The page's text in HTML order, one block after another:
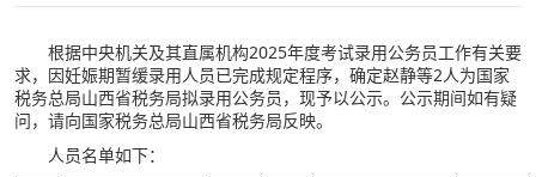
根据中央机关及其直属机构2025年度考试录用公务员工作有关要
求，因妊娠期暂缓录用人员已完成规定程序，确定赵静等2人为国家
税务总局山西省税务局拟录用公务员，现予以公示。公示期间如有疑
问，请向国家税务总局山西省税务局反映。
人员名单如下：